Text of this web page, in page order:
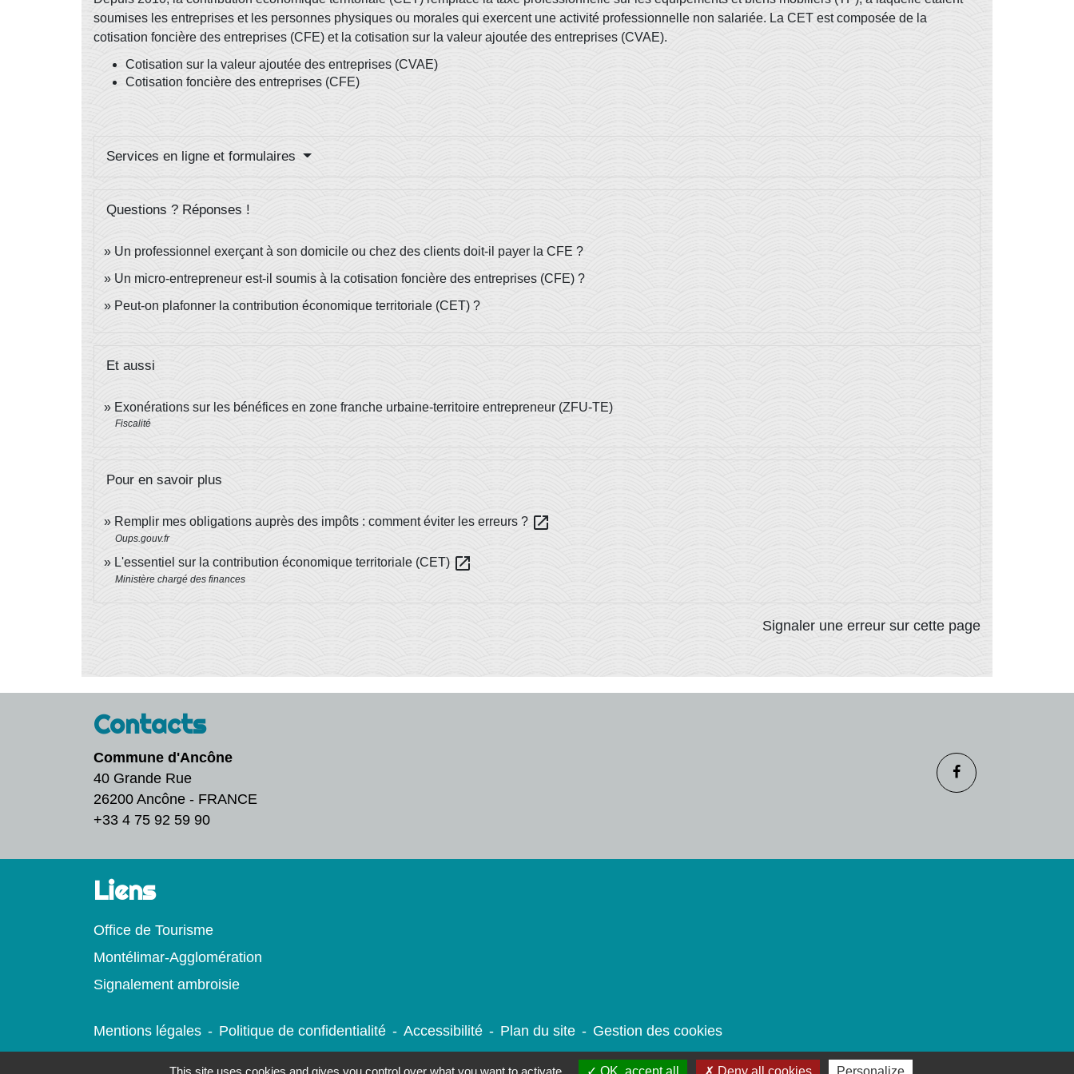
soumises les entreprises et les personnes physiques ou morales qui exercent une activité professionnelle non salariée. La CET est composée de la
cotisation foncière des entreprises (CFE) et la cotisation sur la valeur ajoutée des entreprises (CVAE).
Cotisation sur la valeur ajoutée des entreprises (CVAE)
Cotisation foncière des entreprises (CFE)
Services en ligne et formulaires
Questions ? Réponses !
Un professionnel exerçant à son domicile ou chez des clients doit-il payer la CFE ?
Un micro-entrepreneur est-il soumis à la cotisation foncière des entreprises (CFE) ?
Peut-on plafonner la contribution économique territoriale (CET) ?
Et aussi
Exonérations sur les bénéfices en zone franche urbaine-territoire entrepreneur (ZFU-TE)
Fiscalité
Pour en savoir plus
Remplir mes obligations auprès des impôts : comment éviter les erreurs ? open_in_new
Oups.gouv.fr
L'essentiel sur la contribution économique territoriale (CET) open_in_new
Ministère chargé des finances
Signaler une erreur sur cette page
Contacts
Commune d'Ancône
40 Grande Rue
26200 Ancône - FRANCE
+33 4 75 92 59 90
Liens
Office de Tourisme
Montélimar-Agglomération
Signalement ambroisie
Mentions légales - Politique de confidentialité - Accessibilité - Plan du site - Gestion des cookies
This site uses cookies and gives you control over what you want to activate OK, accept all Deny all cookies Personalize